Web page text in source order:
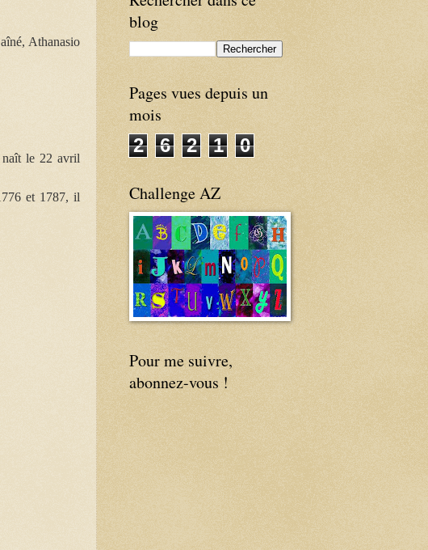
Athanasio
naît le 22 avril
et 1787, il
blog
Pages vues depuis un
mois
2
6 2 1 0
Challenge AZ
Pour me suivre,
abonnez-vous !